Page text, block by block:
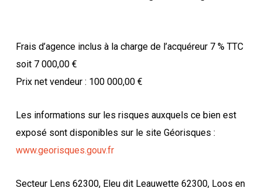
Frais d’agence inclus à la charge de l’acquéreur 7 % TTC
soit 7 000,00 €
Prix net vendeur : 100 000,00 €
Les informations sur les risques auxquels ce bien est
exposé sont disponibles sur le site Géorisques :
www.georisques.gouv.fr
Secteur Lens 62300, Eleu dit Leauwette 62300, Loos en